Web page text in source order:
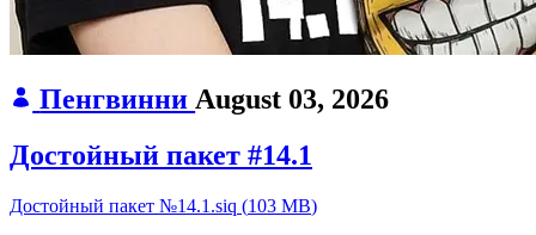
ПенгвинниAugust 03, 2026
Достойный пакет #14.1
Достойный пакет №14.1.siq (103 MB)